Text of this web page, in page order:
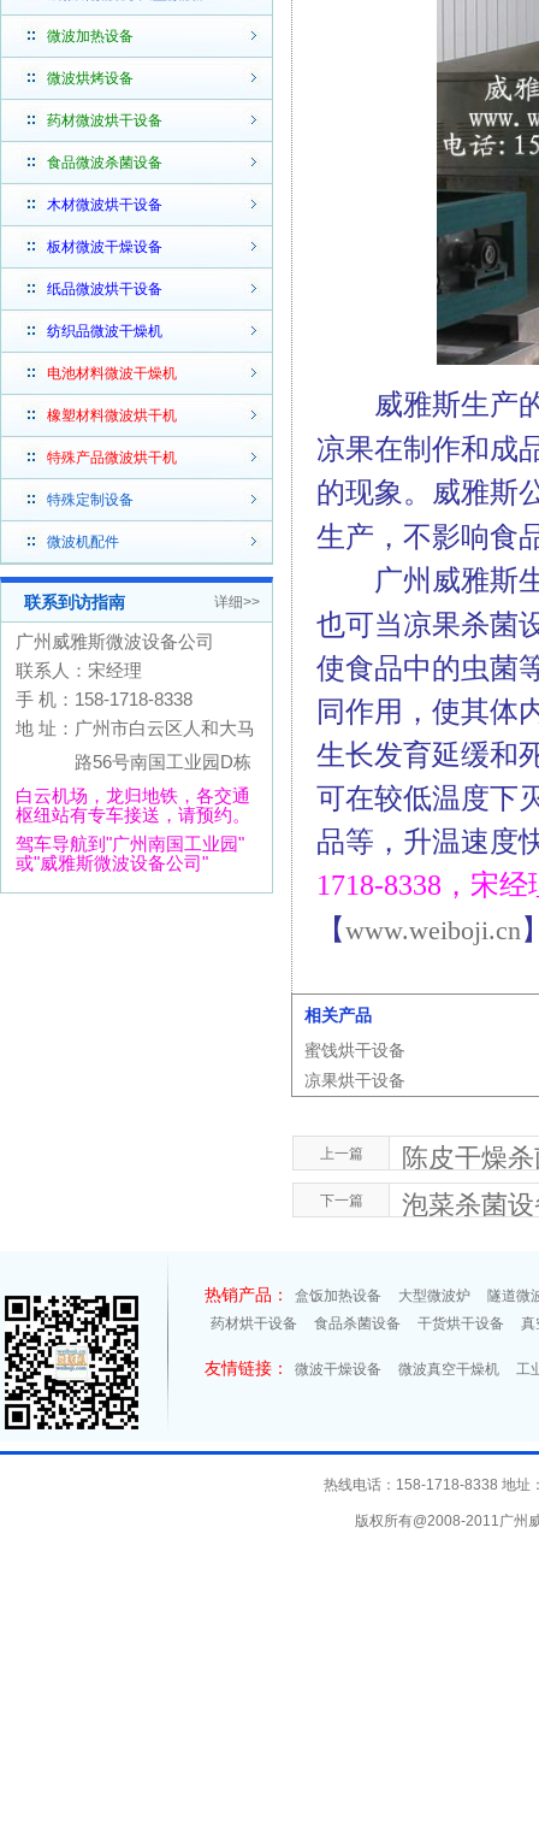
微波加热设备
微波烘烤设备
药材微波烘干设备
食品微波杀菌设备
木材微波烘干设备
板材微波干燥设备
纸品微波烘干设备
纺织品微波干燥机
电池材料微波干燥机
橡塑材料微波烘干机
特殊产品微波烘干机
特殊定制设备
微波机配件
联系到访指南 详细>>
广州威雅斯微波设备公司
联系人：宋经理
手 机：158-1718-8338
地 址：广州市白云区人和大马
路56号南国工业园D栋
白云机场，龙归地铁，各交通
枢纽站有专车接送，请预约。
驾车导航到"广州南国工业园"
或"威雅斯微波设备公司"
威雅斯生产
凉果在制作和成
的现象。威雅斯
生产，不影响食
广州威雅斯
也可当凉果杀菌
使食品中的虫菌
同作用，使其体
生长发育延缓和
可在较低温度下
品等，升温速度
1718-8338，宋经
【www.weiboji.cn
相关产品
蜜饯烘干设备
凉果烘干设备
上一篇 陈皮干燥
下一篇 泡菜杀菌
热销产品： 盒饭加热设备 大型微波炉
隧道微
药材烘干设备
食品杀菌设备 干货烘干设备 真
友情链接： 微波干燥设备 微波真空干燥机 工
热线电话：158-1718-8338 地址
版权所有@2008-2011广州